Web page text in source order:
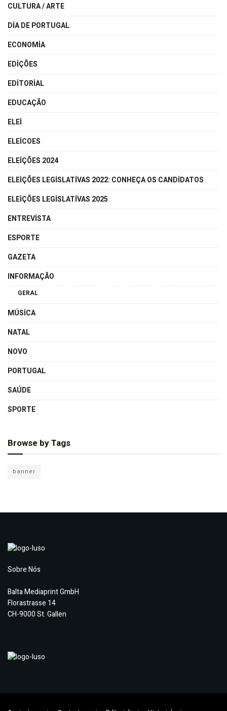
CULTURA / ARTE
DIA DE PORTUGAL
ECONOMIA
EDIÇÕES
EDITORIAL
EDUCAÇÃO
ELEI
ELEICOES
ELEIÇÕES 2024
ELEIÇÕES LEGISLATIVAS 2022: CONHEÇA OS CANDIDATOS
ELEIÇÕES LEGISLATIVAS 2025
ENTREVISTA
ESPORTE
GAZETA
INFORMAÇÃO
GERAL
MÚSICA
NATAL
NOVO
PORTUGAL
SAÚDE
SPORTE
Browse by Tags
banner
Sobre Nós
Balta Mediaprint GmbH
Florastrasse 14
CH-9000 St. Gallen